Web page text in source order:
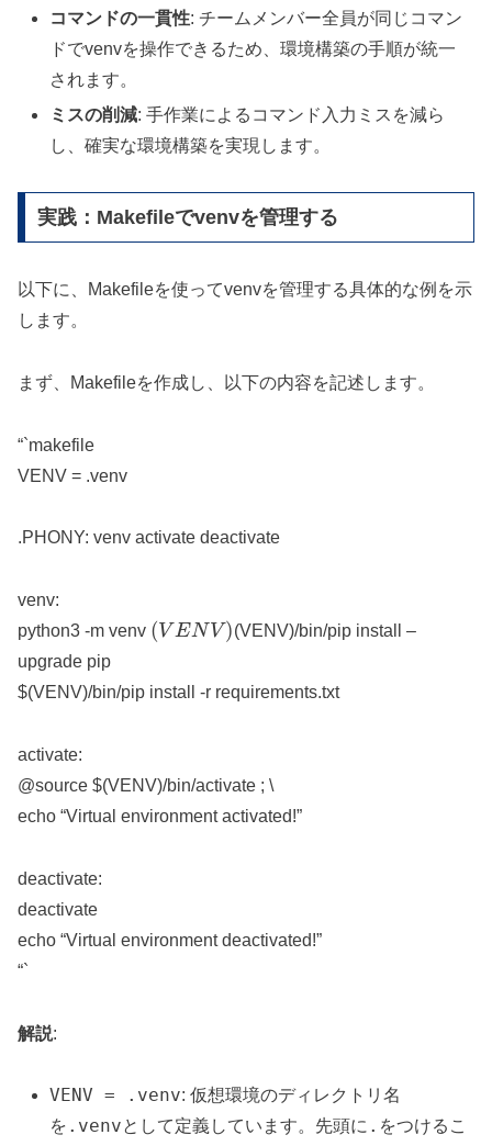
コマンドの一貫性: チームメンバー全員が同じコマン
ドでvenvを操作できるため、環境構築の手順が統一
されます。
ミスの削減: 手作業によるコマンド入力ミスを減ら
し、確実な環境構築を実現します。
実践：Makefileでvenvを管理する
以下に、Makefileを使ってvenvを管理する具体的な例を示
します。
まず、Makefileを作成し、以下の内容を記述します。
“`makefile
VENV = .venv
.PHONY: venv activate deactivate
venv:
python3 -m venv
(VENV)
(VENV)/bin/pip install –
upgrade pip
$(VENV)/bin/pip install -r requirements.txt
activate:
@source $(VENV)/bin/activate ; \
echo “Virtual environment activated!”
deactivate:
deactivate
echo “Virtual environment deactivated!”
“`
解説:
VENV = .venv: 仮想環境のディレクトリ名
を .venvとして定義しています。先頭に . をつけるこ